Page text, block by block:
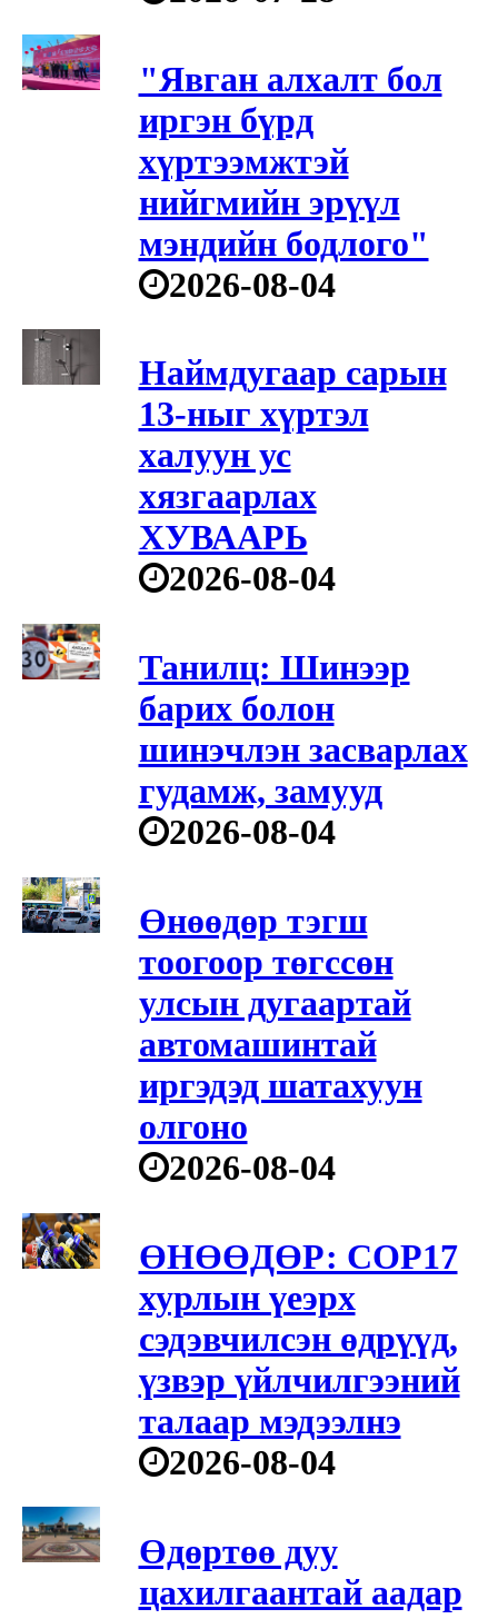
"Явган алхалт бол
иргэн бүрд
хүртээмжтэй
нийгмийн эрүүл
мэндийн бодлого"
2026-08-04
Наймдугаар сарын
13-ныг хүртэл
халуун ус
хязгаарлах
ХУВААРЬ
2026-08-04
Танилц: Шинээр
барих болон
шинэчлэн засварлах
гудамж, замууд
2026-08-04
Өнөөдөр тэгш
тоогоор төгссөн
улсын дугаартай
автомашинтай
иргэдэд шатахуун
олгоно
2026-08-04
ӨНӨӨДӨР: COP17
хурлын үеэрх
сэдэвчилсэн өдрүүд,
үзвэр үйлчилгээний
талаар мэдээлнэ
2026-08-04
Өдөртөө дуу
цахилгаантай аадар